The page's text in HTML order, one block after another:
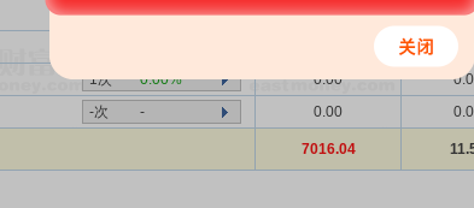
-次 - 0.00
1次 0.00% 0.00
-次 - 0.00
7016.04